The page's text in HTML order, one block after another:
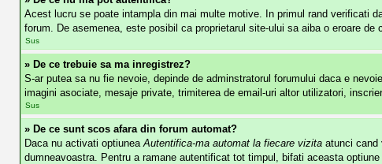
Acest lucru se poate intampla din mai multe motive. In primul rand verificati
forum. De asemenea, este posibil ca proprietarul site-ului sa aiba o eroare de
Sus
» De ce trebuie sa ma inregistrez?
S-ar putea sa nu fie nevoie, depinde de adminstratorul forumului daca e
imagini asociate, mesaje private, trimiterea de email-uri altor utilizatori,
Sus
» De ce sunt scos afara din forum automat?
Daca nu activati optiuneaAutentifica-ma automat la fiecare vizita atunci cand
dumneavoastra. Pentru a ramane autentificat tot timpul, bifati aceasta